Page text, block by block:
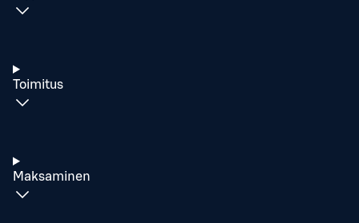
Toimitus
Maksaminen